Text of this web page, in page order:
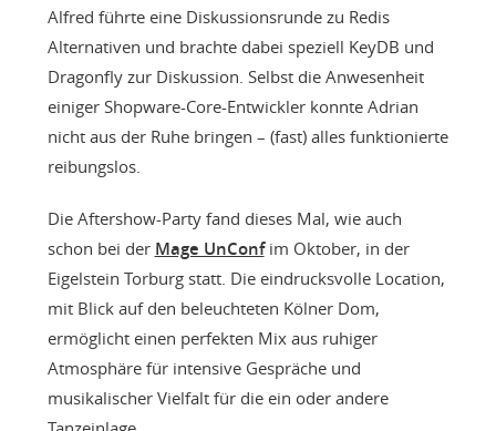
Alfred führte eine Diskussionsrunde zu Redis
Alternativen und brachte dabei speziell KeyDB und
Dragonfly zur Diskussion. Selbst die Anwesenheit
einiger Shopware-Core-Entwickler konnte Adrian
nicht aus der Ruhe bringen – (fast) alles funktionierte
reibungslos.
Die Aftershow-Party fand dieses Mal, wie auch
schon bei der Mage UnConfim Oktober, in der
Eigelstein Torburg statt. Die eindrucksvolle Location,
mit Blick auf den beleuchteten Kölner Dom,
ermöglicht einen perfekten Mix aus ruhiger
Atmosphäre für intensive Gespräche und
musikalischer Vielfalt für die ein oder andere